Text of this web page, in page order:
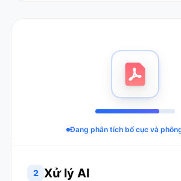
Đang phân tích bố cục và
2 Xử lý AI